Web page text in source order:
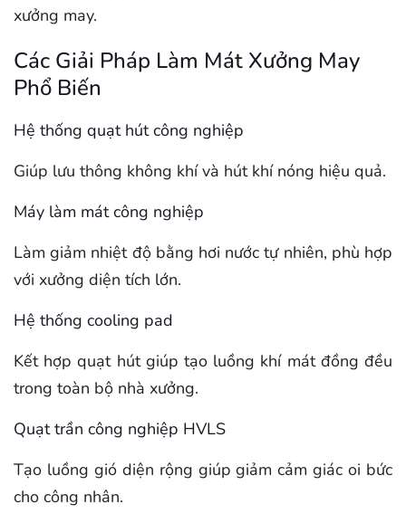
xưởng may.
Các Giải Pháp Làm Mát Xưởng May
Phổ Biến
Hệ thống quạt hút công nghiệp
Giúp lưu thông không khí và hút khí nóng hiệu quả.
Máy làm mát công nghiệp
Làm giảm nhiệt độ bằng hơi nước tự nhiên, phù hợp
với xưởng diện tích lớn.
Hệ thống cooling pad
Kết hợp quạt hút giúp tạo luồng khí mát đồng đều
trong toàn bộ nhà xưởng.
Quạt trần công nghiệp HVLS
Tạo luồng gió diện rộng giúp giảm cảm giác oi bức
cho công nhân.